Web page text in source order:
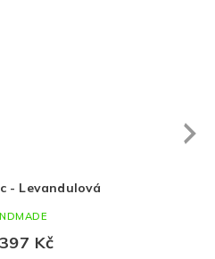
- Levandulová
397 Kč
Next